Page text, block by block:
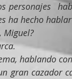
personajes
ha hecho
Miguel?
hablando
gran cazador